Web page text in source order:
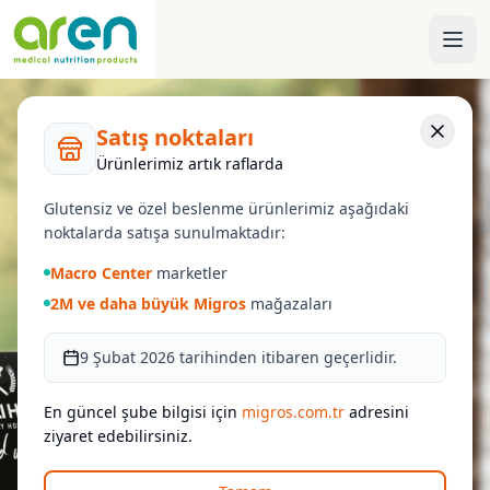
Satış noktaları
Ürünlerimiz artık raflarda
Glutensiz ve özel beslenme ürünlerimiz aşağıdaki
noktalarda satışa sunulmaktadır:
Macro Center marketler
2M ve daha büyük Migros mağazaları
9 Şubat 2026 tarihinden itibaren geçerlidir.
En güncel şube bilgisi için migros.com.tr adresini
ziyaret edebilirsiniz.